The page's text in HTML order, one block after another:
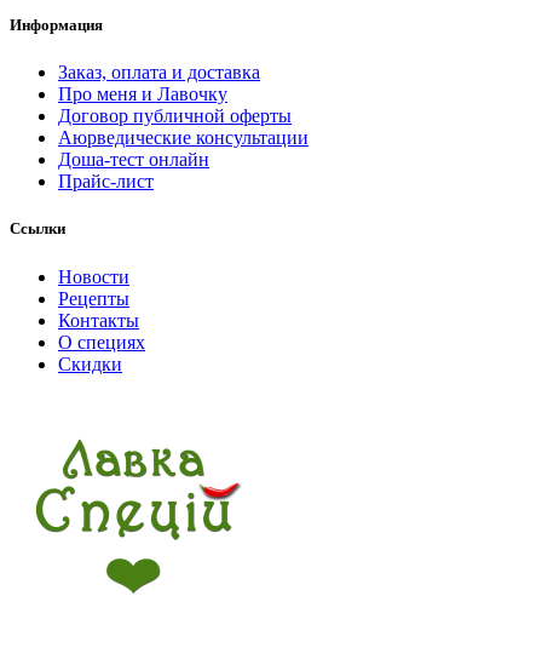
Информация
Заказ, оплата и доставка
Про меня и Лавочку
Договор публичной оферты
Аюрведические консультации
Доша-тест онлайн
Прайс-лист
Ссылки
Новости
Рецепты
Контакты
О специях
Скидки